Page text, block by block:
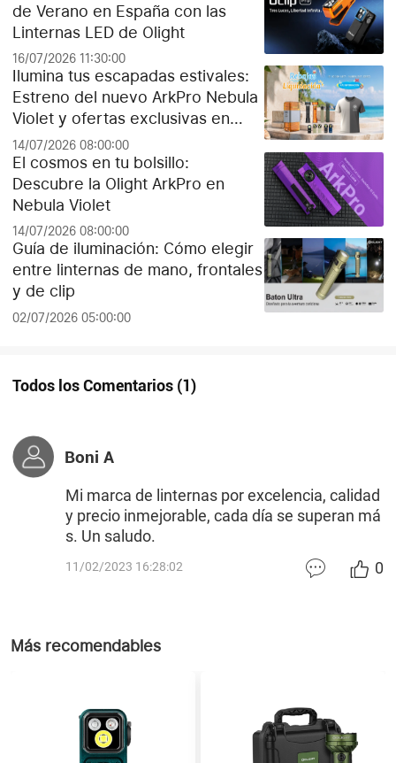
de Verano en España con las
Linternas LED de Olight
16/07/2026 11:30:00
Ilumina tus escapadas estivales:
Estreno del nuevo ArkPro Nebula
Violet y ofertas exclusivas en
Olight España
14/07/2026 08:00:00
El cosmos en tu bolsillo:
Descubre la Olight ArkPro en
Nebula Violet
14/07/2026 08:00:00
Guía de iluminación: Cómo elegir
entre linternas de mano, frontales
y de clip
02/07/2026 05:00:00
Todos los Comentarios(1)
Boni A
Mi marca de linternas por excelencia, calidad
y precio inmejorable, cada día se superan má
s. Un saludo.
11/02/2023 16:28:02 0
Más recomendables